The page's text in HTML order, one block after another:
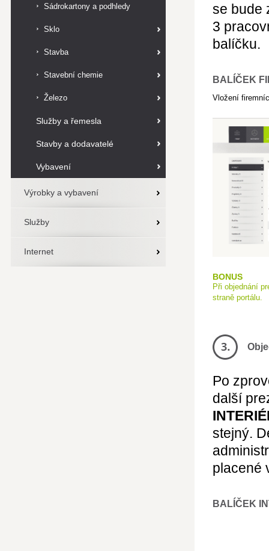
Sádrokartony a podhledy
Sklo
Stavba
Stavební chemie
Železo
Služby a řemesla
Stavby a dodavatelé
Vybavení
Výrobky a vybavení
Služby
Internet
se bude
3
balíčku.
BALÍČEK
Vložení
BONUS
Při objednání
straně portálu.
Po
další
stejný.
placené
BALÍČEK